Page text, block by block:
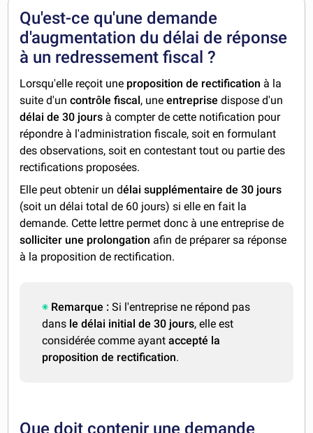
Qu'est-ce qu'une demande
d'augmentation du délai de réponse
à un redressement fiscal ?
Lorsqu'elle reçoit une proposition de rectification à la
suite d'un contrôle fiscal , une entreprise dispose d'un
délai de 30 jours à compter de cette notification pour
répondre à l'administration fiscale, soit en formulant
des observations, soit en contestant tout ou partie des
rectifications proposées.
Elle peut obtenir un délai supplémentaire de 30 jours
(soit un délai total de 60 jours) si elle en fait la
demande. Cette lettre permet donc à une entreprise de
solliciter une prolongation afin de préparer sa réponse
à la proposition de rectification.
Remarque :Si l'entreprise ne répond pas
dans le délai initial de 30 jours, elle est
considérée comme ayant accepté la
proposition de rectification.
Que doit contenir une demande